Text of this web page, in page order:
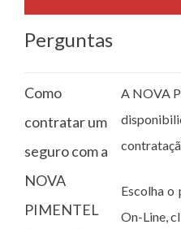
Perguntas
Como
contratar um
seguro com a
NOVA
PIMENTEL
A NOVA
Escolha
On-Line,